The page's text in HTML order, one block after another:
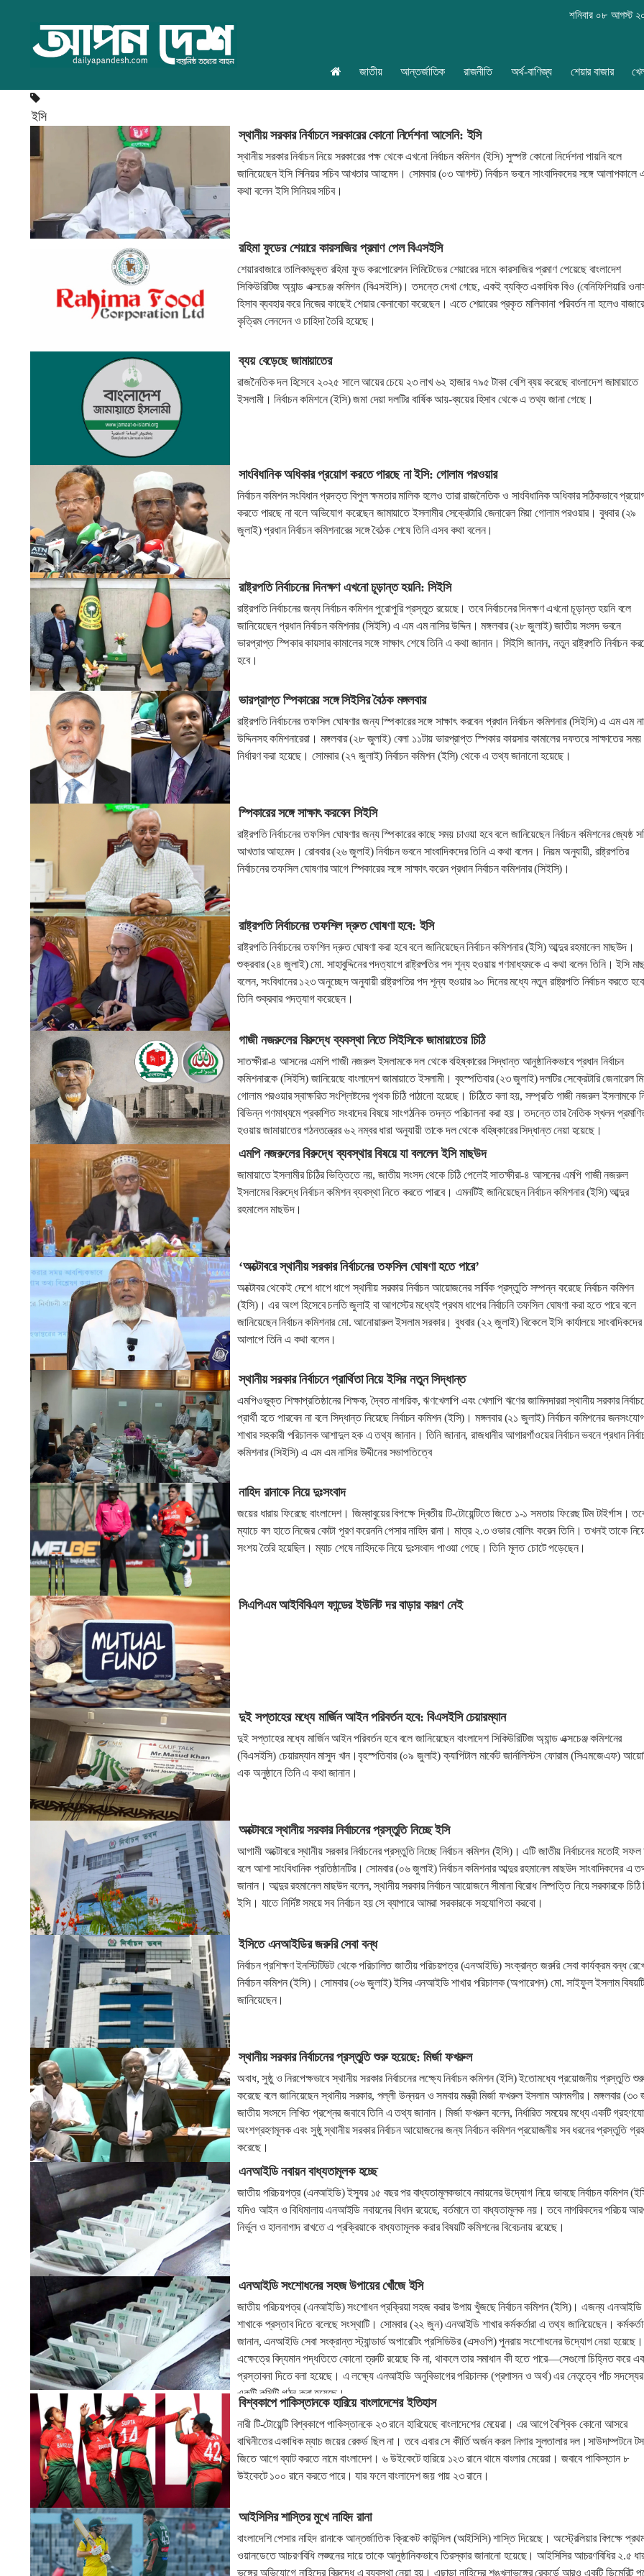
শনিবার ০৮ আগস্ট
জাতীয় আন্তর্জাতিক রাজনীতি অর্থ-বাণিজ্য শেয়ার বাজার
ইসি
স্থানীয় সরকার নির্বাচনে সরকারের কোনো নির্দেশনা আসেনি: ইসি
স্থানীয় সরকার নির্বাচন নিয়ে সরকারের পক্ষ থেকে এখনো নির্বাচন কমিশন (ইসি) সুস্পষ্ট কোনো নির্দেশনা পায়নি বলে
জানিয়েছেন ইসি সিনিয়র সচিব আখতার আহমেদ। সোমবার (০৩ আগস্ট) নির্বাচন ভবনে সাংবাদিকদের সঙ্গে আলাপকালে
কথা বলেন ইসি সিনিয়র সচিব।
রহিমা ফুডের শেয়ারে কারসাজির প্রমাণ পেল বিএসইসি
শেয়ারবাজারে তালিকাভুক্ত রহিমা ফুড করপোরেশন লিমিটেডের শেয়ারের দামে কারসাজির প্রমাণ পেয়েছে বাংলাদেশ
সিকিউরিটিজ অ্যান্ড এক্সচেঞ্জ কমিশন (বিএসইসি)। তদন্তে দেখা গেছে, একই ব্যক্তি একাধিক বিও (বেনিফিশিয়ারি
হিসাব ব্যবহার করে নিজের কাছেই শেয়ার কেনাবেচা করেছেন। এতে শেয়ারের প্রকৃত মালিকানা পরিবর্তন না হলেও বাজারে
কৃত্রিম লেনদেন ও চাহিদা তৈরি হয়েছে।
ব্যয় বেড়েছে জামায়াতের
রাজনৈতিক দল হিসেবে ২০২৫ সালে আয়ের চেয়ে ২৩ লাখ ৬২ হাজার ৭৯৫ টাকা বেশি ব্যয় করেছে বাংলাদেশ জামায়াতে
ইসলামী। নির্বাচন কমিশনে (ইসি) জমা দেয়া দলটির বার্ষিক আয়-ব্যয়ের হিসাব থেকে এ তথ্য জানা গেছে।
সাংবিধানিক অধিকার প্রয়োগ করতে পারছে না ইসি: গোলাম পরওয়ার
নির্বাচন কমিশন সংবিধান প্রদত্ত বিপুল ক্ষমতার মালিক হলেও তারা রাজনৈতিক ও সাংবিধানিক অধিকার সঠিকভাবে
করতে পারছে না বলে অভিযোগ করেছেন জামায়াতে ইসলামীর সেক্রেটারি জেনারেল মিয়া গোলাম পরওয়ার। বুধবার (২৯
জুলাই) প্রধান নির্বাচন কমিশনারের সঙ্গে বৈঠক শেষে তিনি এসব কথা বলেন।
রাষ্ট্রপতি নির্বাচনের দিনক্ষণ এখনো চূড়ান্ত হয়নি: সিইসি
রাষ্ট্রপতি নির্বাচনের জন্য নির্বাচন কমিশন পুরোপুরি প্রস্তুত রয়েছে। তবে নির্বাচনের দিনক্ষণ এখনো চূড়ান্ত হয়নি বলে
জানিয়েছেন প্রধান নির্বাচন কমিশনার (সিইসি) এ এম এম নাসির উদ্দিন। মঙ্গলবার (২৮ জুলাই) জাতীয় সংসদ ভবনে
ভারপ্রাপ্ত স্পিকার কায়সার কামালের সঙ্গে সাক্ষাৎ শেষে তিনি এ কথা জানান। সিইসি জানান, নতুন রাষ্ট্রপতি নির্বাচন
হবে।
ভারপ্রাপ্ত স্পিকারের সঙ্গে সিইসির বৈঠক মঙ্গলবার
রাষ্ট্রপতি নির্বাচনের তফসিল ঘোষণার জন্য স্পিকারের সঙ্গে সাক্ষাৎ করবেন প্রধান নির্বাচন কমিশনার (সিইসি) এ এম এম
উদ্দিনসহ কমিশনারেরা। মঙ্গলবার (২৮ জুলাই) বেলা ১১টায় ভারপ্রাপ্ত স্পিকার কায়সার কামালের দফতরে সাক্ষাতের সময়
নির্ধারণ করা হয়েছে। সোমবার (২৭ জুলাই) নির্বাচন কমিশন (ইসি) থেকে এ তথ্য জানানো হয়েছে।
স্পিকারের সঙ্গে সাক্ষাৎ করবেন সিইসি
রাষ্ট্রপতি নির্বাচনের তফসিল ঘোষণার জন্য স্পিকারের কাছে সময় চাওয়া হবে বলে জানিয়েছেন নির্বাচন কমিশনের জ্যেষ্ঠ
আখতার আহমেদ। রোববার (২৬ জুলাই) নির্বাচন ভবনে সাংবাদিকদের তিনি এ কথা বলেন। নিয়ম অনুযায়ী, রাষ্ট্রপতির
নির্বাচনের তফসিল ঘোষণার আগে স্পিকারের সঙ্গে সাক্ষাৎ করেন প্রধান নির্বাচন কমিশনার (সিইসি)।
রাষ্ট্রপতি নির্বাচনের তফশিল দ্রুত ঘোষণা হবে: ইসি
রাষ্ট্রপতি নির্বাচনের তফশিল দ্রুত ঘোষণা করা হবে বলে জানিয়েছেন নির্বাচন কমিশনার (ইসি) আব্দুর রহমানেল মাছউদ।
শুক্রবার (২৪ জুলাই) মো. সাহাবুদ্দিনের পদত্যাগে রাষ্ট্রপতির পদ শূন্য হওয়ায় গণমাধ্যমকে এ কথা বলেন তিনি। ইসি
বলেন, সংবিধানের ১২৩ অনুচ্ছেদ অনুযায়ী রাষ্ট্রপতির পদ শূন্য হওয়ার ৯০ দিনের মধ্যে নতুন রাষ্ট্রপতি নির্বাচন করতে
তিনি শুক্রবার পদত্যাগ করেছেন।
গাজী নজরুলের বিরুদ্ধে ব্যবস্থা নিতে সিইসিকে জামায়াতের চিঠি
সাতক্ষীরা-৪ আসনের এমপি গাজী নজরুল ইসলামকে দল থেকে বহিষ্কারের সিদ্ধান্ত আনুষ্ঠানিকভাবে প্রধান নির্বাচন
কমিশনারকে (সিইসি) জানিয়েছে বাংলাদেশ জামায়াতে ইসলামী। বৃহস্পতিবার (২৩ জুলাই) দলটির সেক্রেটারি জেনারেল
গোলাম পরওয়ার স্বাক্ষরিত সংশ্লিষ্টদের পৃথক চিঠি পাঠানো হয়েছে। চিঠিতে বলা হয়, সম্প্রতি গাজী নজরুল ইসলামকে
বিভিন্ন গণমাধ্যমে প্রকাশিত সংবাদের বিষয়ে সাংগঠনিক তদন্ত পরিচালনা করা হয়। তদন্তে তার নৈতিক স্খলন
হওয়ায় জামায়াতের গঠনতন্ত্রের ৬২ নম্বর ধারা অনুযায়ী তাকে দল থেকে বহিষ্কারের সিদ্ধান্ত নেয়া হয়েছে।
এমপি নজরুলের বিরুদ্ধে ব্যবস্থার বিষয়ে যা বললেন ইসি মাছউদ
জামায়াতে ইসলামীর চিঠির ভিত্তিতে নয়, জাতীয় সংসদ থেকে চিঠি পেলেই সাতক্ষীরা-৪ আসনের এমপি গাজী নজরুল
ইসলামের বিরুদ্ধে নির্বাচন কমিশন ব্যবস্থা নিতে করতে পারবে। এমনটিই জানিয়েছেন নির্বাচন কমিশনার (ইসি) আব্দুর
রহমালেন মাছউদ।
‘অক্টোবরে স্থানীয় সরকার নির্বাচনের তফসিল ঘোষণা হতে পারে’
অক্টোবর থেকেই দেশে ধাপে ধাপে স্থানীয় সরকার নির্বাচন আয়োজনের সার্বিক প্রস্তুতি সম্পন্ন করেছে নির্বাচন কমিশন
(ইসি)। এর অংশ হিসেবে চলতি জুলাই বা আগস্টের মধ্যেই প্রথম ধাপের নির্বাচনি তফসিল ঘোষণা করা হতে পারে বলে
জানিয়েছেন নির্বাচন কমিশনার মো. আনোয়ারুল ইসলাম সরকার। বুধবার (২২ জুলাই) বিকেলে ইসি কার্যালয়ে সাংবাদিকদের
আলাপে তিনি এ কথা বলেন।
স্থানীয় সরকার নির্বাচনে প্রার্থিতা নিয়ে ইসির নতুন সিদ্ধান্ত
এমপিওভুক্ত শিক্ষাপ্রতিষ্ঠানের শিক্ষক, দ্বৈত নাগরিক, ঋণখেলাপি এবং খেলাপি ঋণের জামিনদাররা স্থানীয় সরকার
প্রার্থী হতে পারবেন না বলে সিদ্ধান্ত নিয়েছে নির্বাচন কমিশন (ইসি)। মঙ্গলবার (২১ জুলাই) নির্বাচন কমিশনের
শাখার সহকারী পরিচালক আশাদুল হক এ তথ্য জানান। তিনি জানান, রাজধানীর আগারগাঁওয়ের নির্বাচন ভবনে প্রধান
কমিশনার (সিইসি) এ এম এম নাসির উদ্দীনের সভাপতিত্বে
নাহিদ রানাকে নিয়ে দুঃসংবাদ
জয়ের ধারায় ফিরেছে বাংলাদেশ। জিম্বাবুয়ের বিপক্ষে দ্বিতীয় টি-টোয়েন্টিতে জিতে ১-১ সমতায় ফিরেছ টিম টাইর্গাস।
ম্যাচে বল হাতে নিজের কোটা পূরণ করেননি পেসার নাহিদ রানা। মাত্র ২.৩ ওভার বোলিং করেন তিনি। তখনই তাকে
সংশয় তৈরি হয়েছিল। ম্যাচ শেষে নাহিদকে নিয়ে দুঃসংবাদ পাওয়া গেছে। তিনি মূলত চোটে পড়েছেন।
সিএপিএম আইবিবিএল ফান্ডের ইউনিট দর বাড়ার কারণ নেই
দুই সপ্তাহের মধ্যে মার্জিন আইন পরিবর্তন হবে: বিএসইসি চেয়ারম্যান
দুই সপ্তাহের মধ্যে মার্জিন আইন পরিবর্তন হবে বলে জানিয়েছেন বাংলাদেশ সিকিউরিটিজ অ্যান্ড এক্সচেঞ্জ কমিশনের
(বিএসইসি) চেয়ারম্যান মাসুদ খান।বৃহস্পতিবার (০৯ জুলাই) ক্যাপিটাল মার্কেট জার্নালিস্টস ফোরাম (সিএমজেএফ)
এক অনুষ্ঠানে তিনি এ কথা জানান।
অক্টোবরে স্থানীয় সরকার নির্বাচনের প্রস্তুতি নিচ্ছে ইসি
আগামী অক্টোবরে স্থানীয় সরকার নির্বাচনের প্রস্তুতি নিচ্ছে নির্বাচন কমিশন (ইসি)। এটি জাতীয় নির্বাচনের মতোই সফল
বলে আশা সাংবিধানিক প্রতিষ্ঠানটির। সোমবার (০৬ জুলাই) নির্বাচন কমিশনার আব্দুর রহমানেল মাছউদ সাংবাদিকদের এ
জানান। আব্দুর রহমানেল মাছউদ বলেন, স্থানীয় সরকার নির্বাচন আয়োজনে সীমানা বিরোধ নিষ্পত্তি নিয়ে সরকারকে চিঠি
ইসি। যাতে নির্দিষ্ট সময়ে সব নির্বাচন হয় সে ব্যাপারে আমরা সরকারকে সহযোগিতা করবো।
ইসিতে এনআইডির জরুরি সেবা বন্ধ
নির্বাচন প্রশিক্ষণ ইনস্টিটিউট থেকে পরিচালিত জাতীয় পরিচয়পত্র (এনআইডি) সংক্রান্ত জরুরি সেবা কার্যক্রম বন্ধ
নির্বাচন কমিশন (ইসি)। সোমবার (০৬ জুলাই) ইসির এনআইডি শাখার পরিচালক (অপারেশন) মো. সাইফুল ইসলাম বিষয়টি
জানিয়েছেন।
স্থানীয় সরকার নির্বাচনের প্রস্তুতি শুরু হয়েছে: মির্জা ফখরুল
অবাধ, সুষ্ঠু ও নিরপেক্ষভাবে স্থানীয় সরকার নির্বাচনের লক্ষ্যে নির্বাচন কমিশন (ইসি) ইতোমধ্যে প্রয়োজনীয় প্রস্তুতি
করেছে বলে জানিয়েছেন স্থানীয় সরকার, পল্লী উন্নয়ন ও সমবায় মন্ত্রী মির্জা ফখরুল ইসলাম আলমগীর। মঙ্গলবার (৩০
জাতীয় সংসদে লিখিত প্রশ্নের জবাবে তিনি এ তথ্য জানান। মির্জা ফখরুল বলেন, নির্ধারিত সময়ের মধ্যে একটি
অংশগ্রহণমূলক এবং সুষ্ঠু স্থানীয় সরকার নির্বাচন আয়োজনের জন্য নির্বাচন কমিশন প্রয়োজনীয় সব ধরনের প্রস্তুতি
করেছে।
এনআইডি নবায়ন বাধ্যতামূলক হচ্ছে
জাতীয় পরিচয়পত্র (এনআইডি) ইস্যুর ১৫ বছর পর বাধ্যতামূলকভাবে নবায়নের উদ্যোগ নিয়ে ভাবছে নির্বাচন কমিশন
যদিও আইন ও বিধিমালায় এনআইডি নবায়নের বিধান রয়েছে, বর্তমানে তা বাধ্যতামূলক নয়। তবে নাগরিকদের পরিচয়
নির্ভুল ও হালনাগাদ রাখতে এ প্রক্রিয়াকে বাধ্যতামূলক করার বিষয়টি কমিশনের বিবেচনায় রয়েছে।
এনআইডি সংশোধনের সহজ উপায়ের খোঁজে ইসি
জাতীয় পরিচয়পত্র (এনআইডি) সংশোধন প্রক্রিয়া সহজ করার উপায় খুঁজছে নির্বাচন কমিশন (ইসি)। এজন্য এনআইডি
শাখাকে প্রস্তাব দিতে বলেছে সংস্থাটি। সোমবার (২২ জুন) এনআইডি শাখার কর্মকর্তারা এ তথ্য জানিয়েছেন।
জানান, এনআইডি সেবা সংক্রান্ত স্ট্যান্ডার্ড অপারেটিং প্রসিডিউর (এসওপি) পুনরায় সংশোধনের উদ্যোগ নেয়া হয়েছে।
এক্ষেত্রে বিদ্যমান পদ্ধতিতে কোনো ত্রুটি রয়েছে কি না, থাকলে তার সমাধান কী হতে পারে—সেগুলো চিহ্নিত করে
প্রস্তাবনা দিতে বলা হয়েছে। এ লক্ষ্যে এনআইডি অনুবিভাগের পরিচালক (প্রশাসন ও অর্থ) এর নেতৃত্বে পাঁচ সদস্যের
একটি কমিটি গঠন করা হয়েছে।
বিশ্বকাপে পাকিস্তানকে হারিয়ে বাংলাদেশের ইতিহাস
নারী টি-টোয়েন্টি বিশ্বকাপে পাকিস্তানকে ২৩ রানে হারিয়েছে বাংলাদেশের মেয়েরা। এর আগে বৈশ্বিক কোনো আসরে
বাঘিনীতের একাধিক ম্যাচ জয়ের রেকর্ড ছিল না। তবে এবার সে কীর্তি অর্জন করল নিগার সুলতালার দল।সাউদাম্পটনে টস
জিতে আগে ব্যাট করতে নামে বাংলাদেশ। ৬ উইকেটে হারিয়ে ১২৩ রানে থামে বাংলার মেয়েরা। জবাবে পাকিস্তান ৮
উইকেটে ১০০ রানে করতে পারে। যার ফলে বাংলাদেশ জয় পায় ২৩ রানে।
আইসিসির শাস্তির মুখে নাহিদ রানা
বাংলাদেশি পেসার নাহিদ রানাকে আন্তর্জাতিক ক্রিকেট কাউন্সিল (আইসিসি) শাস্তি দিয়েছে। অস্ট্রেলিয়ার বিপক্ষে
ওয়ানডেতে আচরণবিধি লঙ্ঘনের দায়ে তাকে আনুষ্ঠানিকভাবে তিরস্কার জানানো হয়েছে। আইসিসির আচরণবিধির ২.৫
ভঙ্গের অভিযোগে নাহিদের বিরুদ্ধে এ ব্যবস্থা নেয়া হয়। এছাড়া নাহিদের শৃঙ্খলাভঙ্গের রেকর্ডে আরও একটি ডিমেরিট